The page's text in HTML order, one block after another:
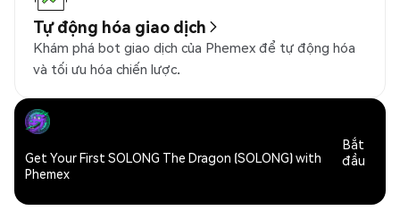
Tự động hóa giao dịch
Khám phá bot giao dịch của Phemex để tự động hóa
và tối ưu hóa chiến lược.
Get Your First SOLONG The Dragon (SOLONG) with
Phemex
Bắt
đầu